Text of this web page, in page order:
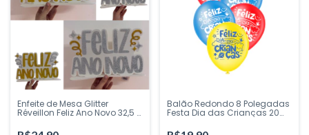
Enfeite de Mesa Glitter
Réveillon Feliz Ano Novo 32,5 x
Festas - Inspire sua Festa
Balão Redondo 8 Polegadas
Festa Dia das Crianças 20
Festa Loja